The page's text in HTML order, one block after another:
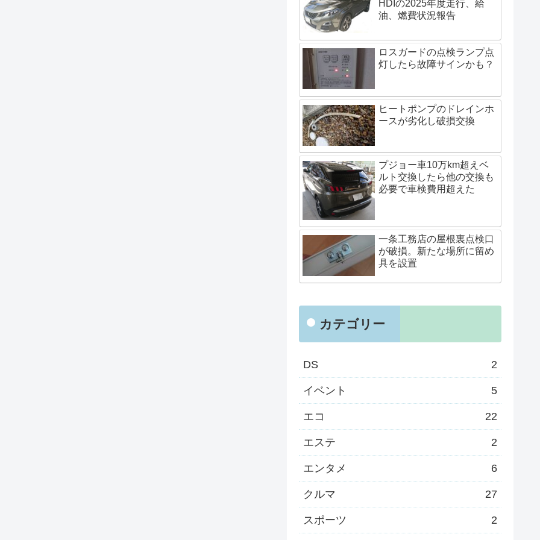
HDIの2025年度走行、給
油、燃費状況報告
ロスガードの点検ランプ点
灯したら故障サインかも？
ヒートポンプのドレインホ
ースが劣化し破損交換
プジョー車10万km超えベ
ルト交換したら他の交換も
必要で車検費用超えた
一条工務店の屋根裏点検口
が破損。新たな場所に留め
具を設置
カテゴリー
DS 2
イベント 5
エコ 22
エステ 2
エンタメ 6
クルマ 27
スポーツ 2